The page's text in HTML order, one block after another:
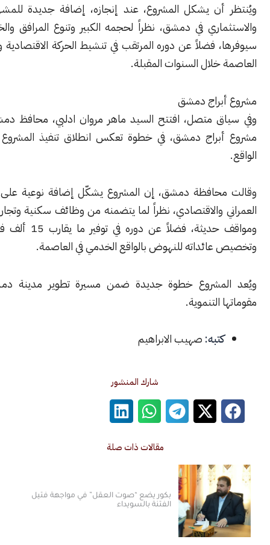
يشكل المشروع، عند إنجازه، إضافة جديدة للمشهد العمراني
في دمشق، نظراً لحجمه الكبير وتنوع المرافق والخدمات التي
فضلاً عن دوره المرتقب في تنشيط الحركة الاقتصادية والتجارية في
خلال السنوات المقبلة.
دمشق
متصل، افتتح السيد ماهر مروان ادلبي، محافظ دمشق، أعمال
دمشق، في خطوة تعكس انطلاق تنفيذ المشروع على أرض
دمشق، إن المشروع يشكّل إضافة نوعية على المستويين
والاقتصادي، نظراً لما يتضمنه من وظائف سكنية وتجارية وخدمية
ومواقف حديثة، فضلاً عن دوره في توفير ما يقارب 15 ألف فرصة عمل،
للنهوض بالواقع الخدمي في العاصمة.
خطوة جديدة ضمن مسيرة تطوير مدينة دمشق وتعزيز
التنموية.
صهيب الابراهيم
شارك المنشور
مقالات ذات صلة
بكور يضع “صوت العقل” في مواجهة فتيل
الفتنة بالسويداء